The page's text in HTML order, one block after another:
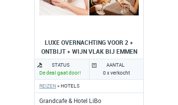
LUXE OVERNACHTING VOOR 2 +
ONTBIJT + WIJN VLAK BIJ EMMEN
Grandcafe & Hotel LiBo
REIZEN» HOTELS
STATUS
De deal gaat door!
AANTAL
0 x verkocht